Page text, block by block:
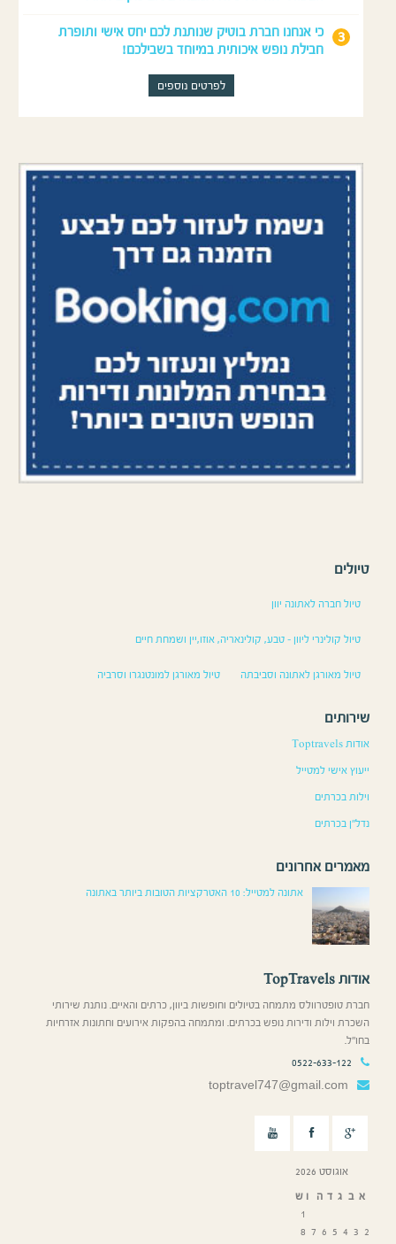
כי אנחנו חברת בוטיק שנותנת לכם יחס אישי ותופרת
חבילת נופש איכותית במיוחד בשבילכם!
לפרטים נוספים
טיולים
טיול חברה לאתונה יוון
טיול קולינרי ליוון – טבע, קולינאריה, אוזו,יין ושמחת חיים
טיול מאורגן לאתונה וסביבתה טיול מאורגן למונטנגרו וסרביה
שירותים
אודות Toptravels
ייעוץ אישי למטייל
וילות בכרתים
נדל”ן בכרתים
מאמרים אחרונים
אתונה למטייל: 10 האטרקציות הטובות ביותר באתונה
אודות TopTravels
חברת טופטרוולס מתמחה בטיולים וחופשות ביוון, כרתים והאיים. נותנת שירותי
השכרת וילות ודירות נופש בכרתים. ומתמחה בהפקות אירועים וחתונות אזרחיות
בחו”ל.
0522-633-122
toptravel747@gmail.com
אוגוסט 2026
א ב ג ד ה ו ש
1
2
3
4
5
6
7
8